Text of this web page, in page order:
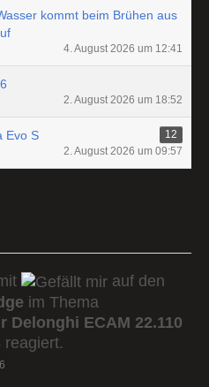
kommt beim Brühen aus
4. August 2026 um 12:41
2. August 2026 um 18:52
Evo S
12
2. August 2026 um 09:57
auf den
im Thema
Delonghi ECAM 22.110
reagiert.